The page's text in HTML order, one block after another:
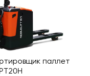
паллет